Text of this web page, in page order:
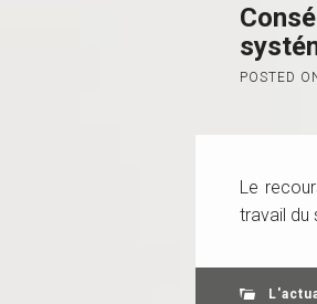
POSTED
Le
travail du